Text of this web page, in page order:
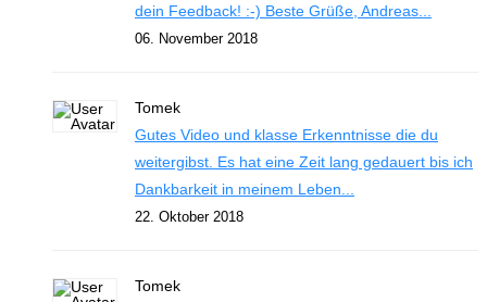
dein Feedback! :-) Beste Grüße, Andreas...
06. November 2018
Tomek
Gutes Video und klasse Erkenntnisse die du
weitergibst. Es hat eine Zeit lang gedauert bis ich
Dankbarkeit in meinem Leben...
22. Oktober 2018
Tomek